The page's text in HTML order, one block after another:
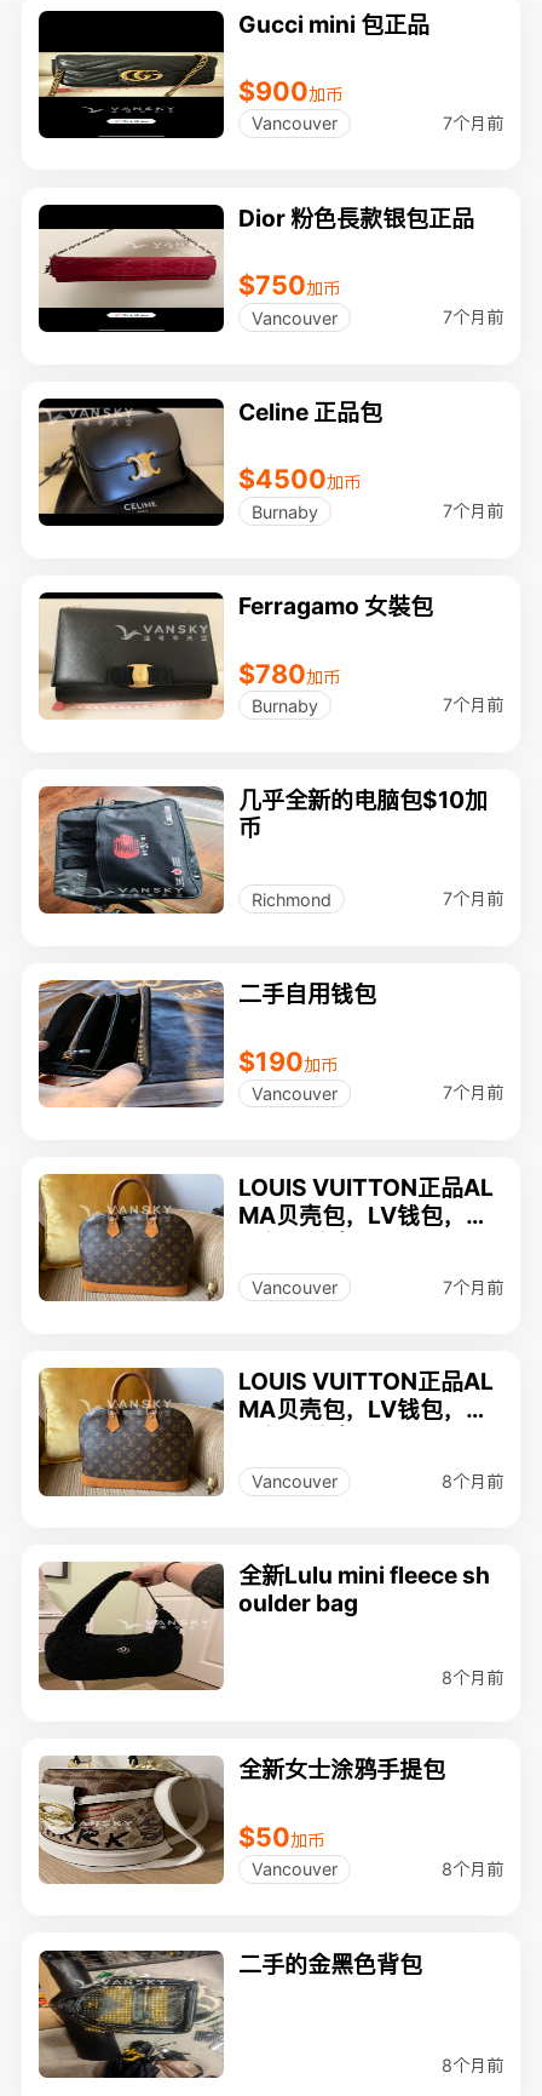
Gucci mini 包正品
$900加币
Vancouver
7个月前
Dior 粉色長款银包正品
$750加币
Vancouver
7个月前
Celine 正品包
$4500加币
Burnaby
7个月前
Ferragamo 女裝包
$780加币
Burnaby
7个月前
几乎全新的电脑包$10加
币
Richmond 7个月前
二手自用钱包
$190加币
Vancouver
7个月前
LOUIS VUITTON正品AL
MA贝壳包，LV钱包，香
I戒指，PARKER圆珠笔
Vancouver 7个月前
LOUIS VUITTON正品AL
MA贝壳包，LV钱包，香
I戒指，PARKER圆珠笔
Vancouver 8个月前
全新Lulu mini fleece sh
oulder bag
8个月前
全新女士涂鸦手提包
$50加币
Vancouver
8个月前
二手的金黑色背包
8个月前